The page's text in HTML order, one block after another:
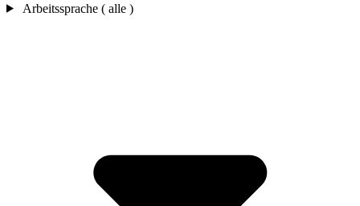
Arbeitssprache ( alle )